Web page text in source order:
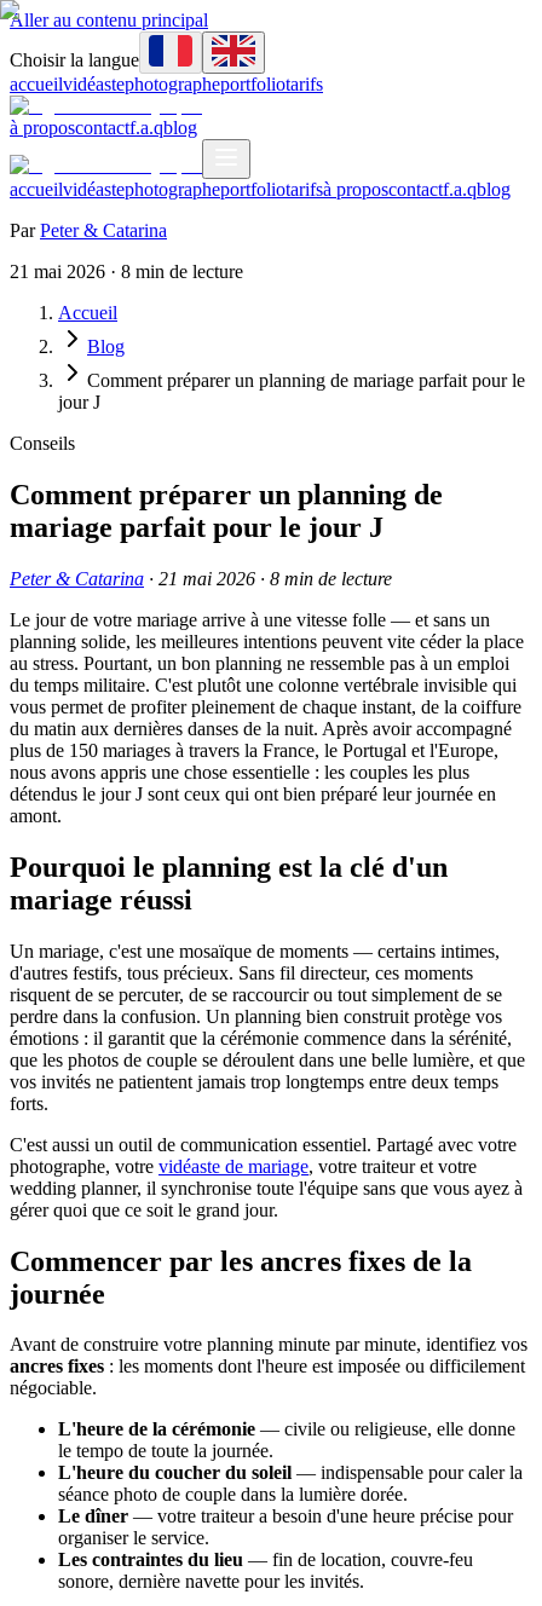
Aller au contenu principal
Choisir la langue
accueilvidéastephotographeportfoliotarifs
à proposcontactf.a.qblog
accueilvidéastephotographeportfoliotarifsà proposcontactf.a.qblog
Par Peter & Catarina
21 mai 2026 · 8 min de lecture
Accueil
Blog
Comment préparer un planning de mariage parfait pour le
jour J
Conseils
Comment préparer un planning de
mariage parfait pour le jour J
Peter & Catarina · 21 mai 2026 · 8 min de lecture
Le jour de votre mariage arrive à une vitesse folle — et sans un
planning solide, les meilleures intentions peuvent vite céder la place
au stress. Pourtant, un bon planning ne ressemble pas à un emploi
du temps militaire. C'est plutôt une colonne vertébrale invisible qui
vous permet de profiter pleinement de chaque instant, de la coiffure
du matin aux dernières danses de la nuit. Après avoir accompagné
plus de 150 mariages à travers la France, le Portugal et l'Europe,
nous avons appris une chose essentielle : les couples les plus
détendus le jour J sont ceux qui ont bien préparé leur journée en
amont.
Pourquoi le planning est la clé d'un
mariage réussi
Un mariage, c'est une mosaïque de moments — certains intimes,
d'autres festifs, tous précieux. Sans fil directeur, ces moments
risquent de se percuter, de se raccourcir ou tout simplement de se
perdre dans la confusion. Un planning bien construit protège vos
émotions : il garantit que la cérémonie commence dans la sérénité,
que les photos de couple se déroulent dans une belle lumière, et que
vos invités ne patientent jamais trop longtemps entre deux temps
forts.
C'est aussi un outil de communication essentiel. Partagé avec votre
photographe, votre vidéaste de mariage, votre traiteur et votre
wedding planner, il synchronise toute l'équipe sans que vous ayez à
gérer quoi que ce soit le grand jour.
Commencer par les ancres fixes de la
journée
Avant de construire votre planning minute par minute, identifiez vos
ancres fixes : les moments dont l'heure est imposée ou difficilement
négociable.
L'heure de la cérémonie — civile ou religieuse, elle donne
le tempo de toute la journée.
L'heure du coucher du soleil — indispensable pour caler la
séance photo de couple dans la lumière dorée.
Le dîner — votre traiteur a besoin d'une heure précise pour
organiser le service.
Les contraintes du lieu — fin de location, couvre-feu
sonore, dernière navette pour les invités.